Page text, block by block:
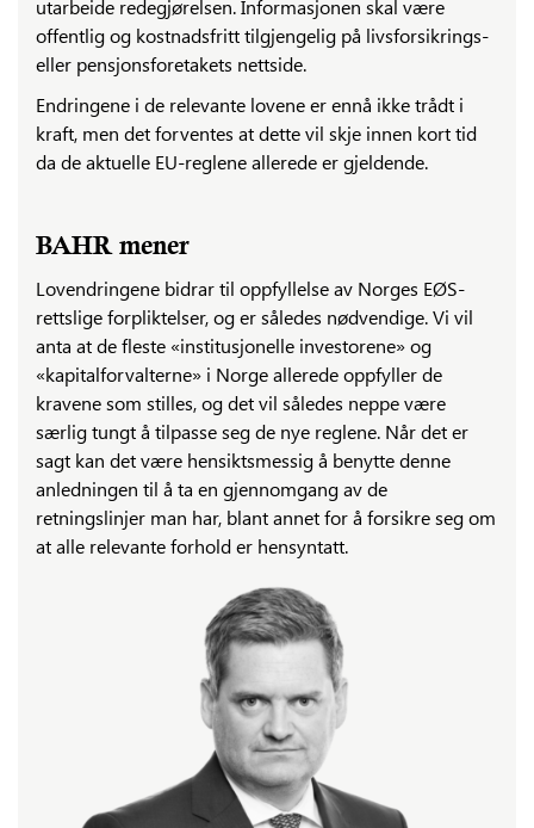
utarbeide redegjørelsen. Informasjonen skal være
offentlig og kostnadsfritt tilgjengelig på livsforsikrings-
eller pensjonsforetakets nettside.
Endringene i de relevante lovene er ennå ikke trådt i
kraft, men det forventes at dette vil skje innen kort tid
da de aktuelle EU-reglene allerede er gjeldende.
BAHR mener
Lovendringene bidrar til oppfyllelse av Norges EØS-
rettslige forpliktelser, og er således nødvendige. Vi vil
anta at de fleste «institusjonelle investorene» og
«kapitalforvalterne» i Norge allerede oppfyller de
kravene som stilles, og det vil således neppe være
særlig tungt å tilpasse seg de nye reglene. Når det er
sagt kan det være hensiktsmessig å benytte denne
anledningen til å ta en gjennomgang av de
retningslinjer man har, blant annet for å forsikre seg om
at alle relevante forhold er hensyntatt.